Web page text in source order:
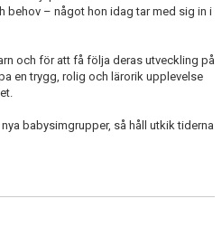
behov – något hon idag tar med sig in i
och för att få följa deras utveckling på
en trygg, rolig och lärorik upplevelse
babysimgrupper, så håll utkik tiderna